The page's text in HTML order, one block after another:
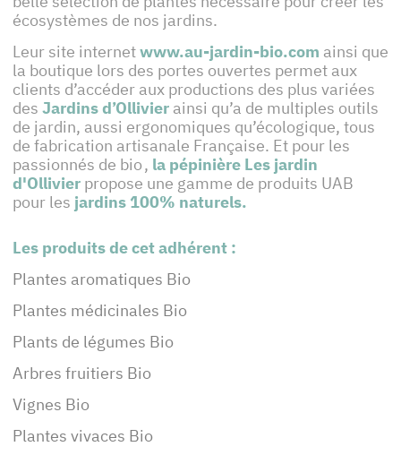
écosystèmes de nos jardins.
Leur site internetwww.au-jardin-bio.com ainsi que
la boutique lors des portes ouvertes permet aux
clients d’accéder aux productions des plus variées
des Jardins d’Ollivier ainsi qu’a de multiples outils
de jardin, aussi ergonomiques qu’écologique, tous
de fabrication artisanale Française. Et pour les
passionnés de bio , la pépinière Les jardin
d'Ollivier propose une gamme de produits UAB
pour les jardins 100% naturels.
Les produits de cet adhérent :
Plantes aromatiques Bio
Plantes médicinales Bio
Plants de légumes Bio
Arbres fruitiers Bio
Vignes Bio
Plantes vivaces Bio